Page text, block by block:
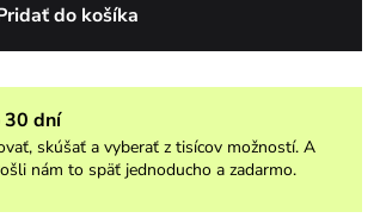
do košíka
30 dní
skúšať a vyberať z tisícov možností. A
nám to späť jednoducho a zadarmo.